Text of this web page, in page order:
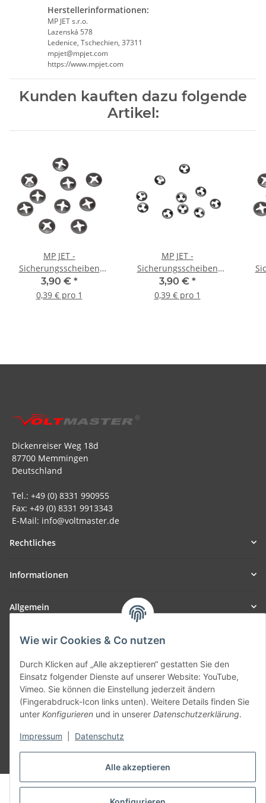
Alle akzeptieren
Wie wir Cookies & Co nutzen
Durch Klicken auf „Alle akzeptieren“ gestatten Sie den
Einsatz folgender Dienste auf unserer Website: YouTube,
Vimeo. Sie können die Einstellung jederzeit ändern
(Fingerabdruck-Icon links unten). Weitere Details finden Sie
unter Konfigurieren und in unserer Datenschutzerklärung.
Impressum Datenschutz
Herstellerinformationen:
MP JET s.r.o.
Lazenská 578
Ledenice, Tschechien, 37311
mpjet@mpjet.com
https://www.mpjet.com
Kunden kauften dazu folgende
Artikel:
MP JET -
Sicherungsscheiben
3mm Durchmesser (10
Stück)
3,90 € *
0,39 € pro 1
MP JET -
Sicherungsscheiben
1,5mm Durchmesser (10
Stück)
3,90 € *
0,39 € pro 1
Dickenreiser Weg 18d
87700 Memmingen
Deutschland
Tel.: +49 (0) 8331 990955
Fax: +49 (0) 8331 9913343
E-Mail: info@voltmaster.de
Rechtliches
Informationen
Allgemein
Teil unseres Netzwerks:
Vertrag widerrufen
© voltmaster.de
Powered byJTL-Shop